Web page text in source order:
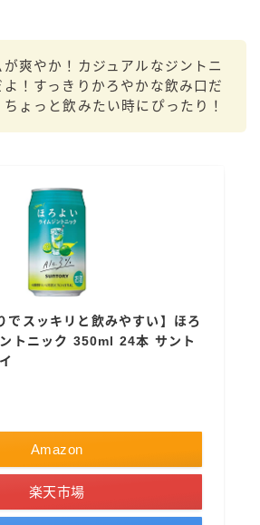
ール
イボール
グリーンハーフ）
フト
クラフト
）
ルーツァー）
ンサワー
ルサワー
が爽やか！カジュアルなジントニ
よ！すっきりかろやかな飲み口だ
ちょっと飲みたい時にぴったり！
でスッキリと飲みやすい】ほろ
トニック 350ml 24本 サント
Amazon
楽天市場